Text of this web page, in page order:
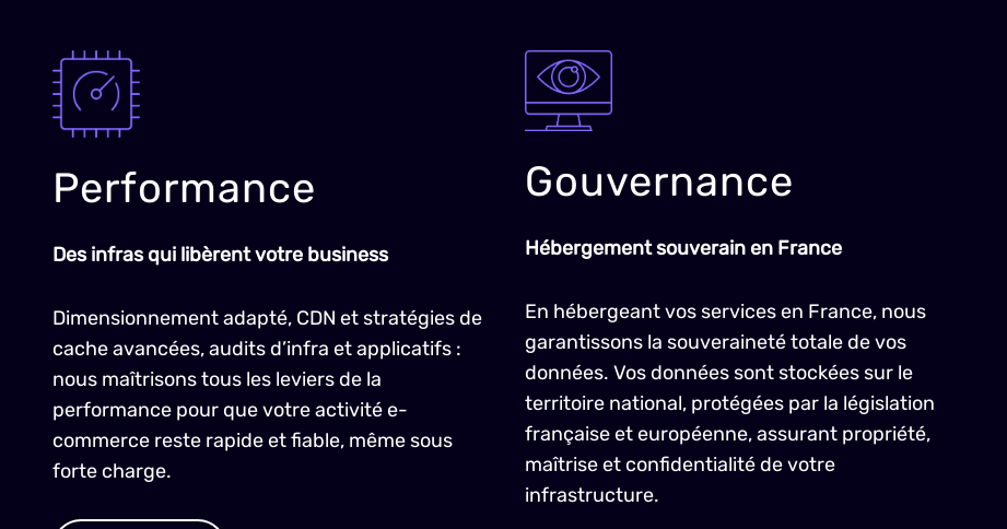
Performance
Des infras qui libèrent votre business
Dimensionnement adapté, CDN et stratégies de
cache avancées, audits d’infra et applicatifs :
nous maîtrisons tous les leviers de la
performance pour que votre activité e-
commerce reste rapide et fiable, même sous
forte charge.
Gouvernance
Hébergement souverain en France
En hébergeant vos services en France, nous
garantissons la souveraineté totale de vos
données. Vos données sont stockées sur le
territoire national, protégées par la législation
française et européenne, assurant propriété,
maîtrise et confidentialité de votre
infrastructure.